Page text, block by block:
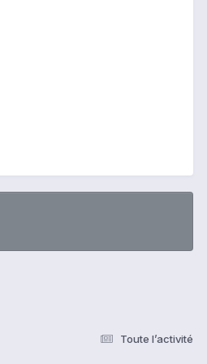
Toute l’activité